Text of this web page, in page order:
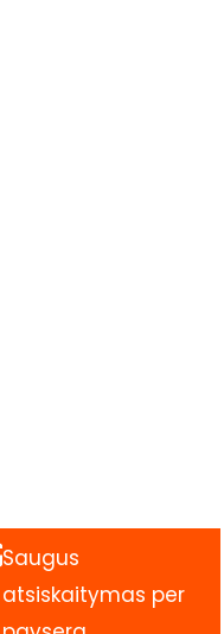
Saugus
atsiskaitymas per